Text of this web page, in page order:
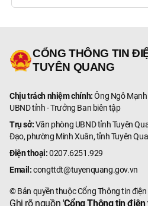
CỔNG THÔNG TIN
TUYÊN QUANG
Chịu trách nhiệm chính:Ông Ngô
UBND tỉnh - Trưởng Ban biên tập
Trụ sở:Văn phòng UBND tỉnh Tuyên
Đạo, phường Minh Xuân, tỉnh Tuyên
Điện thoại:0207.6251.929
Email: congttdt@tuyenquang.gov.vn
© Bản quyền thuộc Cổng Thông tin
Ghi rõ nguồn 'Cổng Thông tin